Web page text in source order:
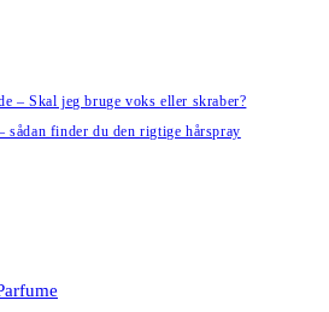
– Skal jeg bruge voks eller skraber?
sådan finder du den rigtige hårspray